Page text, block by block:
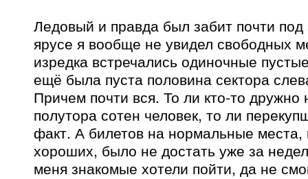
Ледовый и правда был забит почти под
ярусе я вообще не увидел свободных
изредка встречались одиночные
ещё была пуста половина сектора
Причем почти вся. То ли кто-то
полутора сотен человек, то ли
факт. А билетов на нормальные места,
хороших, было не достать уже за
меня знакомые хотели пойти, да не